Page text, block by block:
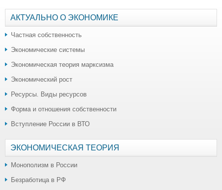
АКТУАЛЬНО О ЭКОНОМИКЕ
Частная собственность
Экономические системы
Экономическая теория марксизма
Экономический рост
Ресурсы. Виды ресурсов
Форма и отношения собственности
Вступление России в ВТО
ЭКОНОМИЧЕСКАЯ ТЕОРИЯ
Монополизм в России
Безработица в РФ